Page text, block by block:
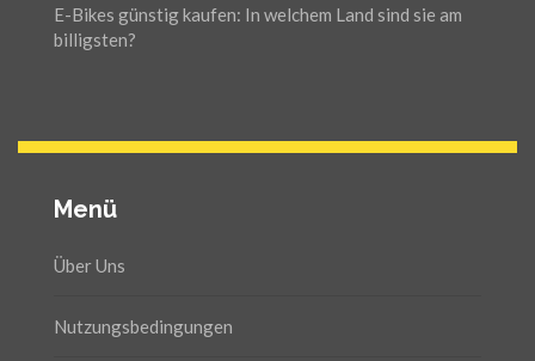
E-Bikes günstig kaufen: In welchem Land sind sie am
billigsten?
Menü
Über Uns
Nutzungsbedingungen